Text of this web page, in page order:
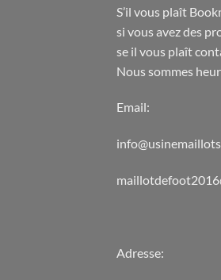
S’il vous plaît
si vous avez des
se il vous plaît
Nous sommes
Email:
Adresse: